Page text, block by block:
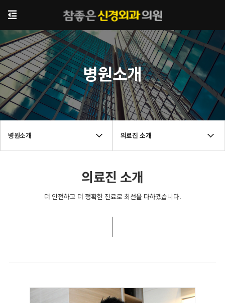
병원소개 의료진 소개
병원소개
의료진 소개
더 안전하고 더 정확한 진료로 최선을 다하겠습니다.